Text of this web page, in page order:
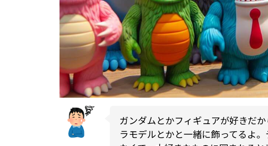
ガンダムとかフィギュアが好きだ
ラモデルとかと一緒に飾ってるよ